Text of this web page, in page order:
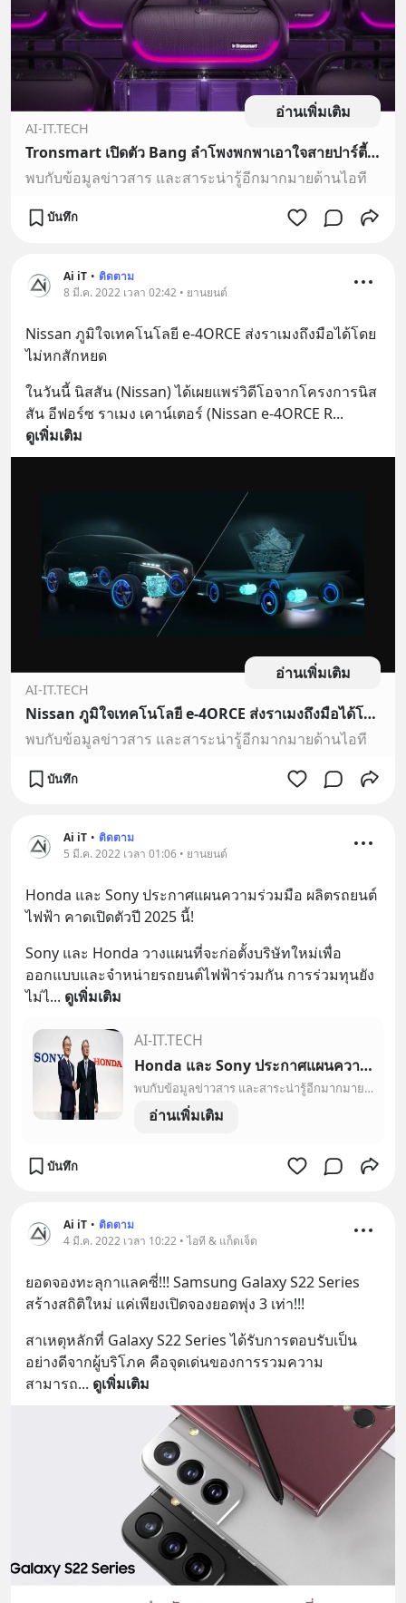
อ่านเพิ่มเติม
AI-IT.TECH
Tronsmart เปิดตัว Bang ลำโพงพกพาเอาใจสายปาร์ตี้ มาพร้อมเทคโนโลยี “ทูนคอนน์” สุดล้ำ
พบกับข้อมูลข่าวสาร และสาระน่ารู้อีกมากมายด้านไอที
บันทึก
Ai iT • ติดตาม
8 มี.ค. 2022 เวลา 02:42 • ยานยนต์
Nissan ภูมิใจเทคโนโลยี e-4ORCE ส่งราเมงถึงมือได้โดย
ไม่หกสักหยด
ในวันนี้ นิสสัน (Nissan) ได้เผยแพร่วิดีโอจากโครงการนิส
สัน อีฟอร์ซ ราเมง เคาน์เตอร์ (Nissan e-4ORCE R...
ดูเพิ่มเติม
อ่านเพิ่มเติม
AI-IT.TECH
Nissan ภูมิใจเทคโนโลยี e-4ORCE ส่งราเมงถึงมือได้โดยไม่หกสักหยด
พบกับข้อมูลข่าวสาร และสาระน่ารู้อีกมากมายด้านไอที
บันทึก
Ai iT • ติดตาม
5 มี.ค. 2022 เวลา 01:06 • ยานยนต์
Honda และ Sony ประกาศแผนความร่วมมือ ผลิตรถยนต์
ไฟฟ้า คาดเปิดตัวปี 2025 นี้!
Sony และ Honda วางแผนที่จะก่อตั้งบริษัทใหม่เพื่อ
ออกแบบและจำหน่ายรถยนต์ไฟฟ้าร่วมกัน การร่วมทุนยัง
ไม่ไ... ดูเพิ่มเติม
AI-IT.TECH
Honda และ Sony ประกาศแผนความร่วมมือ ผลิตรถยนต์ไฟฟ้า คาดเปิดตัวปี 2025 นี้!
พบกับข้อมูลข่าวสาร และสาระน่ารู้อีกมากมายด้านไอที
อ่านเพิ่มเติม
บันทึก
Ai iT • ติดตาม
4 มี.ค. 2022 เวลา 10:22 • ไอที & แก็ดเจ็ต
ยอดจองทะลุกาแลคซี่!!! Samsung Galaxy S22 Series
สร้างสถิติใหม่ แค่เพียงเปิดจองยอดพุ่ง 3 เท่า!!!
สาเหตุหลักที่ Galaxy S22 Series ได้รับการตอบรับเป็น
อย่างดีจากผู้บริโภค คือจุดเด่นของการรวมความ
สามารถ... ดูเพิ่มเติม